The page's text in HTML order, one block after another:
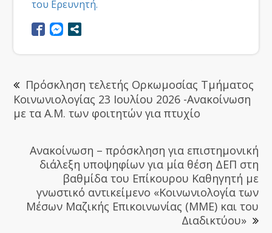
του Ερευνητή.
Πρόσκληση τελετής Ορκωμοσίας Τμήματος
Κοινωνιολογίας 23 Ιουλίου 2026 -Ανακοίνωση
με τα Α.Μ. των φοιτητών για πτυχίο
Ανακοίνωση – πρόσκληση για επιστημονική
διάλεξη υποψηφίων για μία θέση ΔΕΠ στη
βαθμίδα του Επίκουρου Καθηγητή με
γνωστικό αντικείμενο «Κοινωνιολογία των
Μέσων Μαζικής Επικοινωνίας (ΜΜΕ) και του
Διαδικτύου»